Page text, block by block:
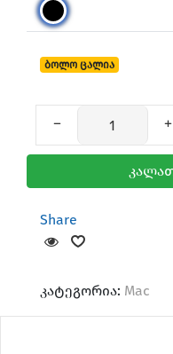
ბოლო ცალია
Share
კატეგორია: Mac